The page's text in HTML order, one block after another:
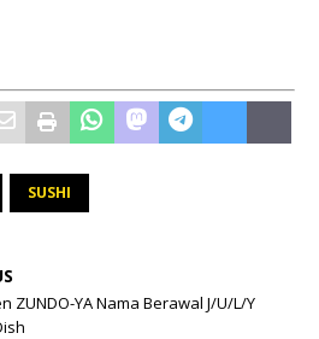
SUSHI
ZUNDO-YA Nama Berawal J/U/L/Y